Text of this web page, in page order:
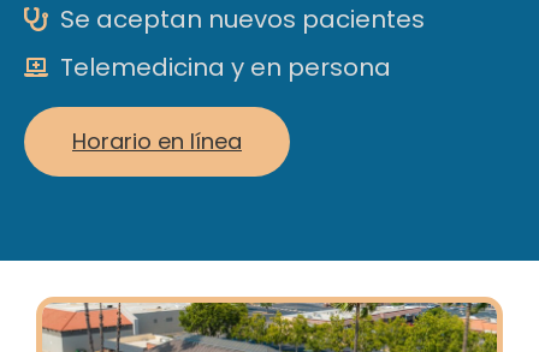
Se aceptan nuevos pacientes
Telemedicina y en persona
Horario en línea